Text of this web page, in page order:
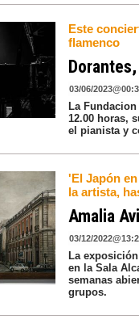
Este
flamenco
03/06/2023@
La
12.00 horas,
el pianista y
'El Japón
la artista,
Amalia
03/12/2022@
La
en la Sala
semanas
grupos.